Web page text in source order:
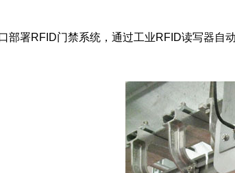
部署RFID门禁系统，通过工业RFID读写器自